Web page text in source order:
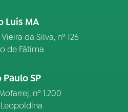
Luís MA
da Silva, nº 126
de Fátima
Paulo SP
nº 1.200